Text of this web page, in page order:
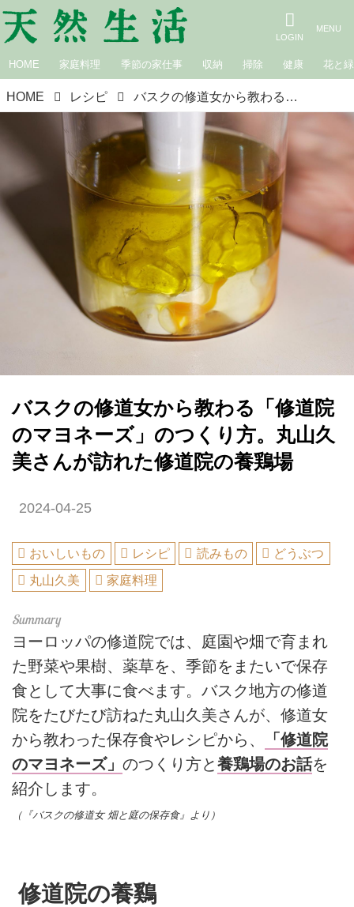
HOME 家庭料理 季節の家仕事 収納 掃除 健康 花と緑
HOME レシピ バスクの修道女から教わる「修道院のマヨネーズ」のつくり方。丸山久美さんが訪れた修道院の養鶏場
バスクの修道女から教わる「修道院
のマヨネーズ」のつくり方。丸山久
美さんが訪れた修道院の養鶏場
2024-04-25
おいしいもの レシピ 読みもの
どうぶつ
丸山久美
家庭料理
ヨーロッパの修道院では、庭園や畑で育まれ
た野菜や果樹、薬草を、季節をまたいで保存
食として大事に食べます。バスク地方の修道
院をたびたび訪ねた丸山久美さんが、修道女
から教わった保存食やレシピから、
「修道院
のマヨネーズ」 のつくり方と養鶏場のお話を
紹介します。
（『バスクの修道女 畑と庭の保存食』より）
修道院の養鷄